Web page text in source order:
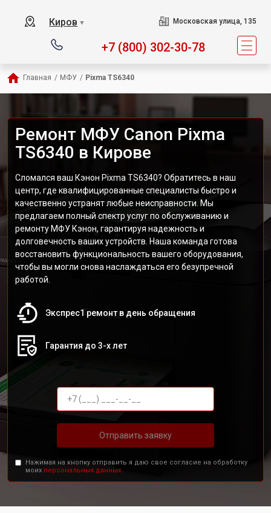
Киров ▼ Московская улица, 135
+7 (800) 302-30-78
Главная / МФУ / Pixma TS6340
Ремонт МФУ Canon Pixma
TS6340 в Кирове
Сломался ваш Кэнон Pixma TS6340? Обратитесь в наш
центр, где квалифицированные специалисты быстро и
качественно устранят любые неисправности. Мы
предлагаем полный спектр услуг по обслуживанию и
ремонту МФУ Кэнон, гарантируя надежность и
долговечность ваших устройств. Наша команда готова
восстановить функциональность вашего оборудования,
чтобы вы могли снова наслаждаться его безупречной
работой.
Экспрес1 ремонт в день обращения
Гарантия до 3-х лет
Отправить заявку
Нажимая на кнопку отправить я даю свое согласие на обработку
моих персональных данных.